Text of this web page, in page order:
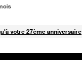
mois
votre 27ème anniversaire